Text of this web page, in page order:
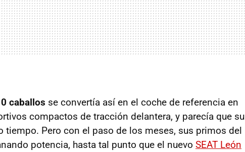
caballos se convertía así en el coche de referencia en
compactos de tracción delantera, y parecía que su
tiempo. Pero con el paso de los meses, sus primos del
potencia, hasta tal punto que el nuevo SEAT León